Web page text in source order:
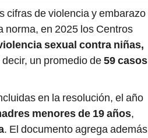
cifras de violencia y embarazo
norma, en 2025 los Centros
sexual contra niñas,
decir, un promedio de59 casos
en la resolución, el año
menores de 19 años,
. El documento agrega además